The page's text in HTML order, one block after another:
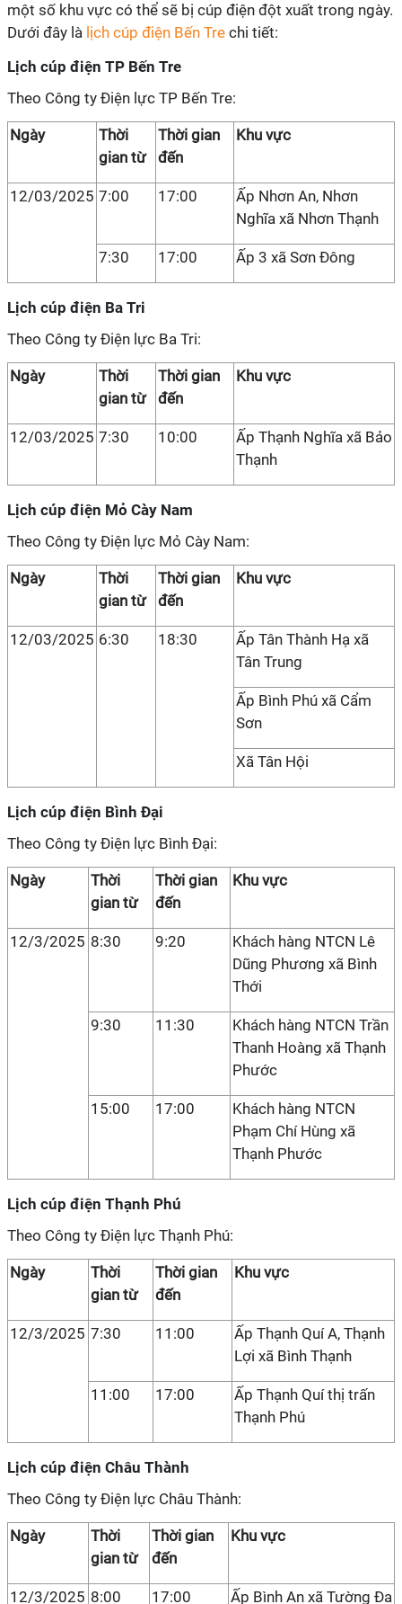
một số khu vực có thể sẽ bị cúp điện đột xuất trong ngày.
Dưới đây là lịch cúp điện Bến Tre chi tiết:
Lịch cúp điện TP Bến Tre
Theo Công ty Điện lực TP Bến Tre:
Ngày
Thời
gian từ
Thời gian
đến
Khu vực
12/03/2025 7:00 17:00
Ấp Nhơn An, Nhơn
Nghĩa xã Nhơn Thạnh
7:30 17:00 Ấp 3 xã Sơn Đông
Lịch cúp điện Ba Tri
Theo Công ty Điện lực Ba Tri:
Ngày
Thời
gian từ
Thời gian
đến
Khu vực
12/03/2025 7:30 10:00
Ấp Thạnh Nghĩa xã Bảo
Thạnh
Lịch cúp điện Mỏ Cày Nam
Theo Công ty Điện lực Mỏ Cày Nam:
Ngày
Thời
gian từ
Thời gian
đến
Khu vực
12/03/2025 6:30 18:30
Ấp Tân Thành Hạ xã
Tân Trung
Ấp Bình Phú xã Cẩm
Sơn
Xã Tân Hội
Lịch cúp điện Bình Đại
Theo Công ty Điện lực Bình Đại:
Ngày
Thời
gian từ
Thời gian
đến
Khu vực
12/3/2025 8:30 9:20
Khách hàng NTCN Lê
Dũng Phương xã Bình
Thới
9:30 11:30
Khách hàng NTCN Trần
Thanh Hoàng xã Thạnh
Phước
15:00 17:00
Khách hàng NTCN
Phạm Chí Hùng xã
Thạnh Phước
Lịch cúp điện Thạnh Phú
Theo Công ty Điện lực Thạnh Phú:
Ngày
Thời
gian từ
Thời gian
đến
Khu vực
12/3/2025 7:30 11:00
Ấp Thạnh Quí A, Thạnh
Lợi xã Bình Thạnh
11:00 17:00
Ấp Thạnh Quí thị trấn
Thạnh Phú
Lịch cúp điện Châu Thành
Theo Công ty Điện lực Châu Thành:
Ngày
Thời
gian từ
Thời gian
đến
Khu vực
12/3/2025 8:00 17:00 Ấp Bình An xã Tường Đa